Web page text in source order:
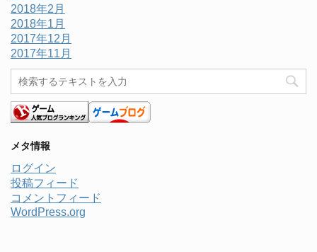
2018年2月
2018年1月
2017年12月
2017年11月
メタ情報
ログイン
投稿フィード
コメントフィード
WordPress.org